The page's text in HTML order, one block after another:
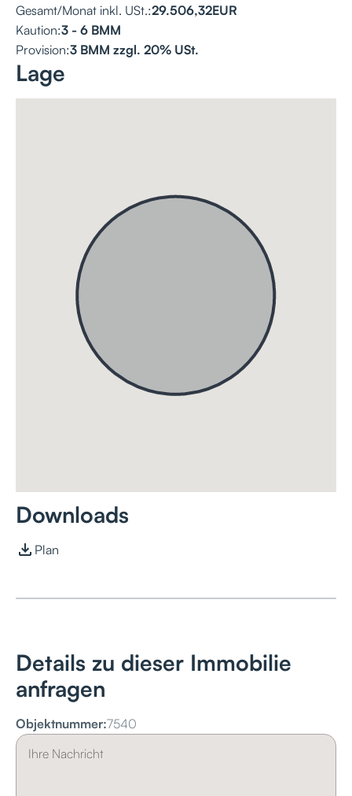
Gesamt/Monat inkl. USt.:29.506,32EUR
Kaution:3 - 6 BMM
Provision:3 BMM zzgl. 20% USt.
Lage
Downloads
Plan
Details zu dieser Immobilie
anfragen
Objektnummer:7540